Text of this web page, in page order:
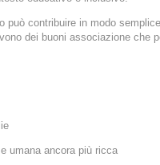
può contribuire in modo
dei buoni associazione che
umana ancora più ricca